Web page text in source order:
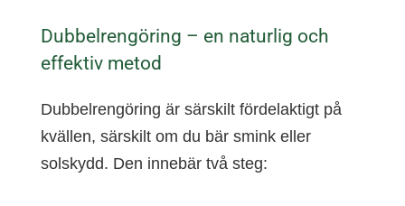
Dubbelrengöring – en naturlig och
effektiv metod
Dubbelrengöring är särskilt fördelaktigt på
kvällen, särskilt om du bär smink eller
solskydd. Den innebär två steg: